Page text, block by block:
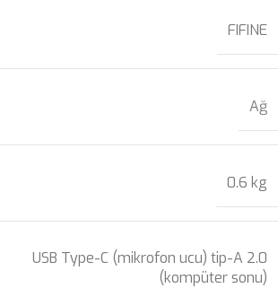
FIFINE
Ağ
0.6 kg
USB Type-C (mikrofon ucu) tip-A 2.0
(kompüter sonu)